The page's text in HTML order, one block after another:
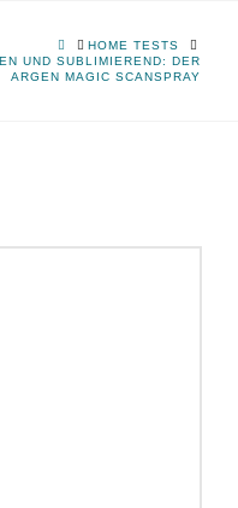
HOMEHOME TESTS
UND SUBLIMIEREND: DER
ARGEN MAGIC SCANSPRAY